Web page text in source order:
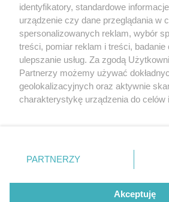
Nowe autobusy
Solarisy wyposażone są między
Wi-Fi, ładowarki USB,
informacyjne (są też zapowiedzi
które monitorują nie tylko
Nie zapomnij
zapoznać się z:
polityką prywatności
Twojemiasto
Piekary Śląskie
Chorzów
Tarnowskie Góry
Gliwice
Kontakt
identyfikatory, standardowe
urządzenie czy dane przeglądania w
spersonalizowanych reklam, wybór
treści, pomiar reklam i treści, badanie
ulepszanie usług. Za zgodą
Partnerzy możemy używać
geolokalizacyjnych oraz aktywnie
charakterystykę urządzenia do celów
zmienić/wycofać klikając przycisk
znajdujący się w lewym dolnym rogu
rodzaje przetwarzania danych nie
użytkownika, ale masz prawo
PARTNERZY
Akceptuję